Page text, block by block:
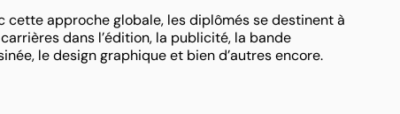
cette approche globale, les diplômés se destinent à
dans l’édition, la publicité, la bande
le design graphique et bien d’autres encore.